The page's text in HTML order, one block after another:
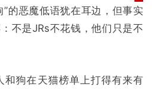
”的恶魔低语犹在耳边，但事实
不是JRs不花钱，他们只是不
和狗在天猫榜单上打得有来有